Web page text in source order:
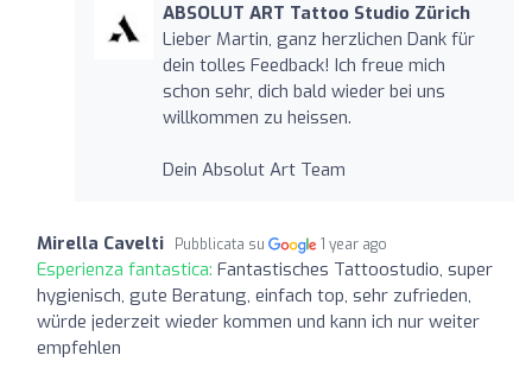
ABSOLUT ART Tattoo Studio Zürich
Lieber Martin, ganz herzlichen Dank für
dein tolles Feedback! Ich freue mich
schon sehr, dich bald wieder bei uns
willkommen zu heissen.
Dein Absolut Art Team
Mirella Cavelti Pubblicata su 1 year ago
Esperienza fantastica: Fantastisches Tattoostudio, super
hygienisch, gute Beratung, einfach top, sehr zufrieden,
würde jederzeit wieder kommen und kann ich nur weiter
empfehlen